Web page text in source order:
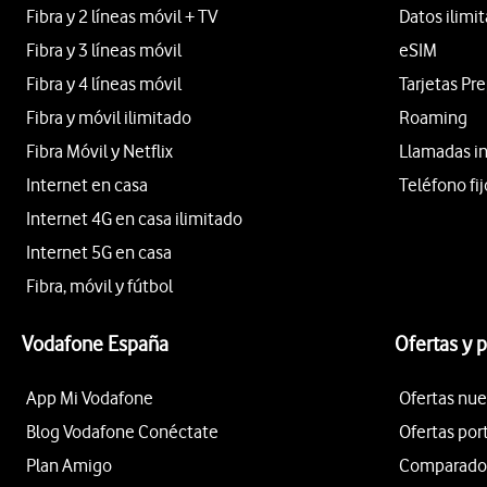
Fibra y 2 líneas móvil + TV
Fibra y 3 líneas móvil
Fibra y 4 líneas móvil
Fibra y móvil ilimitado
Fibra Móvil y Netflix
Internet en casa
Internet 4G en casa ilimitado
Internet 5G en casa
Fibra, móvil y fútbol
Datos
eSIM
Tarjetas
Roaming
Llamadas
Teléfono
Vodafone España
App Mi Vodafone
Blog Vodafone Conéctate
Plan Amigo
Ofertas y
Ofertas
Ofertas